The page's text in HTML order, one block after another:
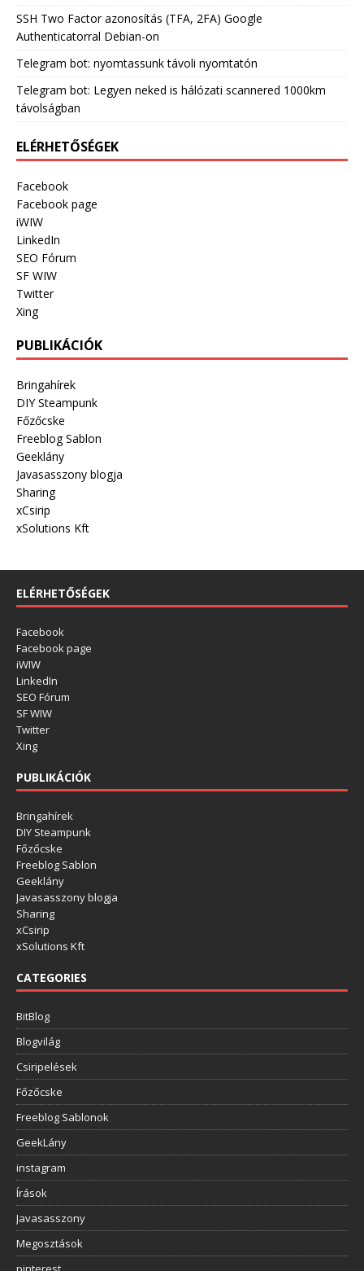
SSH Two Factor azonosítás (TFA, 2FA) Google
Authenticatorral Debian-on
Telegram bot: nyomtassunk távoli nyomtatón
Telegram bot: Legyen neked is hálózati scannered 1000km
távolságban
ELÉRHETŐSÉGEK
Facebook
Facebook page
iWIW
LinkedIn
SEO Fórum
SF WIW
Twitter
Xing
PUBLIKÁCIÓK
Bringahírek
DIY Steampunk
Főzőcske
Freeblog Sablon
Geeklány
Javasasszony blogja
Sharing
xCsirip
xSolutions Kft
ELÉRHETŐSÉGEK
Facebook
Facebook page
iWIW
LinkedIn
SEO Fórum
SF WIW
Twitter
Xing
PUBLIKÁCIÓK
Bringahírek
DIY Steampunk
Főzőcske
Freeblog Sablon
Geeklány
Javasasszony blogja
Sharing
xCsirip
xSolutions Kft
CATEGORIES
BitBlog
Blogvilág
Csiripelések
Főzőcske
Freeblog Sablonok
GeekLány
instagram
Írások
Javasasszony
Megosztások